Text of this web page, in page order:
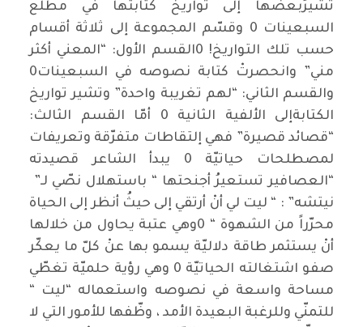
تشيرُبعضها إلى تواريخ كتابتها في مطلع
السبعينات 0 وقسّم المجموعة إلى ثلاثة أقسام
حسب تلك التواريخ! 0القسم الأول: “المعني أكثر
مني” وانحصرتْ كتابة نصوصه في السبعينات0
والقسم الثاني: “لهم تغريبة واحدة” وتشير تواريخ
الكتابةإلى الألفية الثانية 0 أمّا القسم الثالث:
“قصائد قصيرة” فهي إلتقاطات متفرّقة وتعريفات
لمصطلحات حياتيّة 0 يبدأ الشاعر قصيدته
“العصافير تستعيرُ أجنحتها “ باستهلال نصّي لـ”
نيتشه” : “ ليت لي أنْ أرتقي إلى حيثُ أنظر إلى الحياة
محرّراً من الشهوة “ 0وهي عتبة يحاول من خلالها
أنْ يستثمر طاقة دلاليّة يسمو بها عنْ كلّ ما يعكّر
صفو اشتغالته الحياتيّة 0 وهي رؤية حلميّة تغطّي
مساحة واسعة في نصوصه واستعماله “ليت “
للتمنّي وللرغبة البعيدة الأمد ، وظّفها للأمور التي لا